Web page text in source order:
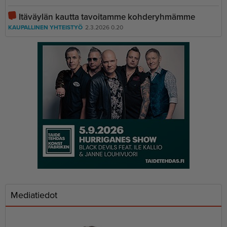
Itäväylän kautta tavoitamme kohderyhmämme
KAUPALLINEN YHTEISTYÖ 2.3.2026 0.20
Mediatiedot